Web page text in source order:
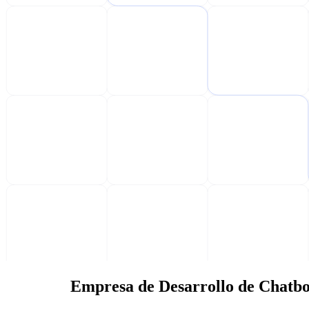
Empresa de Desarrollo de